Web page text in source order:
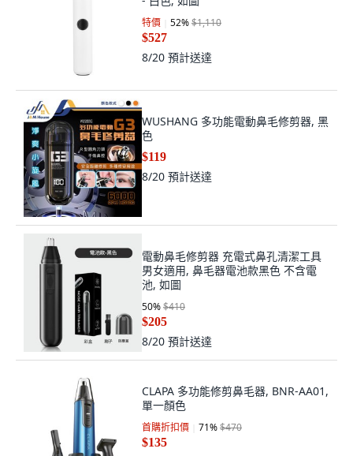
特價 52%$1,110
$527
8/20 預計送達
WUSHANG 多功能電動鼻毛修剪器, 黑
色
$119
8/20 預計送達
電動鼻毛修剪器 充電式鼻孔清潔工具
男女適用, 鼻毛器電池款黑色 不含電
池, 如圖
50%$410
$205
8/20 預計送達
CLAPA 多功能修剪鼻毛器, BNR-AA01,
單一顏色
首購折扣價 71%$470
$135